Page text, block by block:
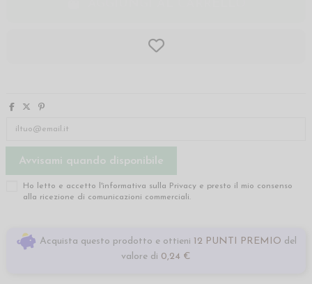
Ho letto e accetto l'informativa sulla Privacy e presto il mio consenso
alla ricezione di comunicazioni commerciali.
Acquista questo prodotto e ottieni 12 PUNTI PREMIO del
valore di 0,24 €